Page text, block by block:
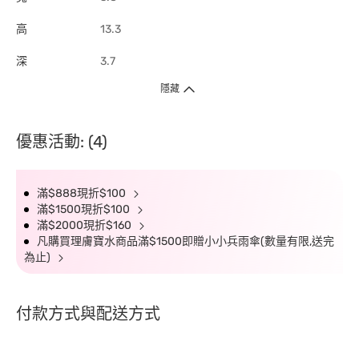
高 13.3
深 3.7
隱藏
優惠活動: (4)
滿$888現折$100
滿$1500現折$100
滿$2000現折$160
凡購買理膚寶水商品滿$1500即贈小小兵雨傘(數量有限,送完
為止)
付款方式與配送方式